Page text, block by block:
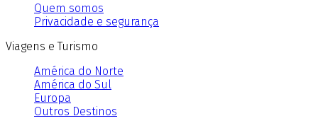
Quem somos
Privacidade e segurança
Viagens e Turismo
América do Norte
América do Sul
Europa
Outros Destinos